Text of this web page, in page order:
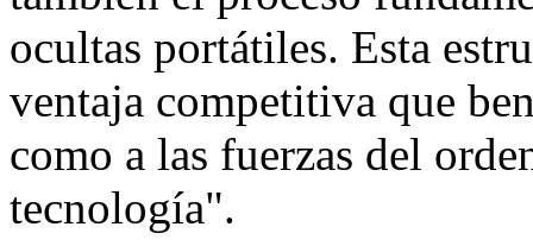
ocultas portátiles. Esta
ventaja competitiva que
como a las fuerzas del
tecnología".